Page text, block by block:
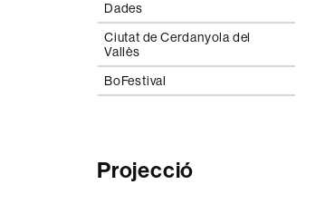
Dades
Ciutat de Cerdanyola del
Vallès
BoFestival
Projecció